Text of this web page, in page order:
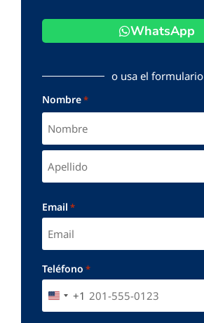
WhatsApp
o usa el formulario
Nombre*
Email *
Teléfono *
UNITED STATES +1
+1